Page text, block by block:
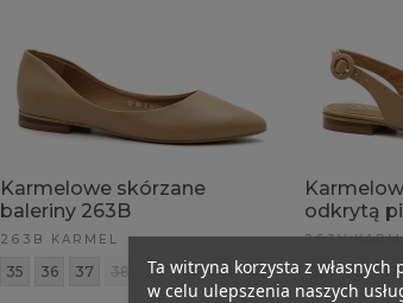
Karmelowe skórzane
baleriny 263B
263B KARMEL
35 36 37 38 39 40 41 42
odkrytą
263V
35 36 37
Ta witryna korzysta z
w celu ulepszenia naszych